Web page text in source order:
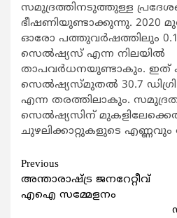
സമുദ്രത്തിനടുത്തുള്ള
ഭീഷണിയുണ്ടാക്കുന്നു. 2020
ഓരോ പത്തുവര്‍ഷത്തിലും
സെല്‍ഷ്യസ് എന്ന നിലയില്‍
താപവര്‍ധനയുണ്ടാകും. ഇത്
സെല്‍ഷ്യസ്മുതല്‍ 30.7
എന്ന തരത്തിലാകും.
സെല്‍ഷ്യസിന്
ചുഴലിക്കാറ്റുകളുടെ എണ്ണവും
Continue
Reading
Previous
അന്താരാഷ്ട്ര ജനറേറ്റീവ്
എഐ സമ്മേളനം